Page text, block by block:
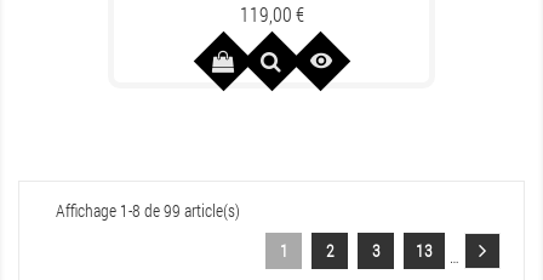
Prix
119,00 €

Affichage 1-8 de 99 article(s)
1
2 3 …
13